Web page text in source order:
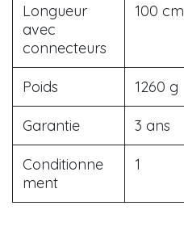
Longueur
avec
connecteurs
100 cm
Poids 1260 g
Garantie 3 ans
Conditionne
ment
1